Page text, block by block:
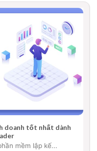
doanh tốt nhất dành
mềm lập kế...